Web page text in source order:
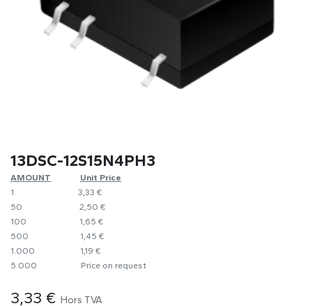
13DSC-12S15N4PH3
AMOUNT
​​Unit Price
1
​​3,33 €
50
​​2,50 €
100
​1,65 €
500
​1,45 €
1.000
​1,19 €
5.000
​Price on request
3,33 € Hors TVA